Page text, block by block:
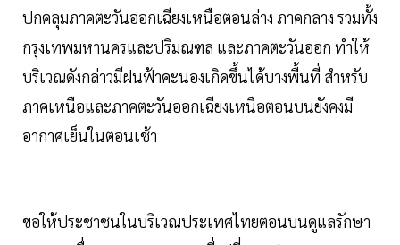
ปกคลุมภาคตะวันออกเฉียงเหนือตอนล่าง ภาคกลาง รวมทั้ง
กรุงเทพมหานครและปริมณฑล และภาคตะวันออก ทำให้
บริเวณดังกล่าวมีฝนฟ้าคะนองเกิดขึ้นได้บางพื้นที่ สำหรับ
ภาคเหนือและภาคตะวันออกเฉียงเหนือตอนบนยังคงมี
อากาศเย็นในตอนเช้า
ขอให้ประชาชนในบริเวณประเทศไทยตอนบนดูแลรักษา